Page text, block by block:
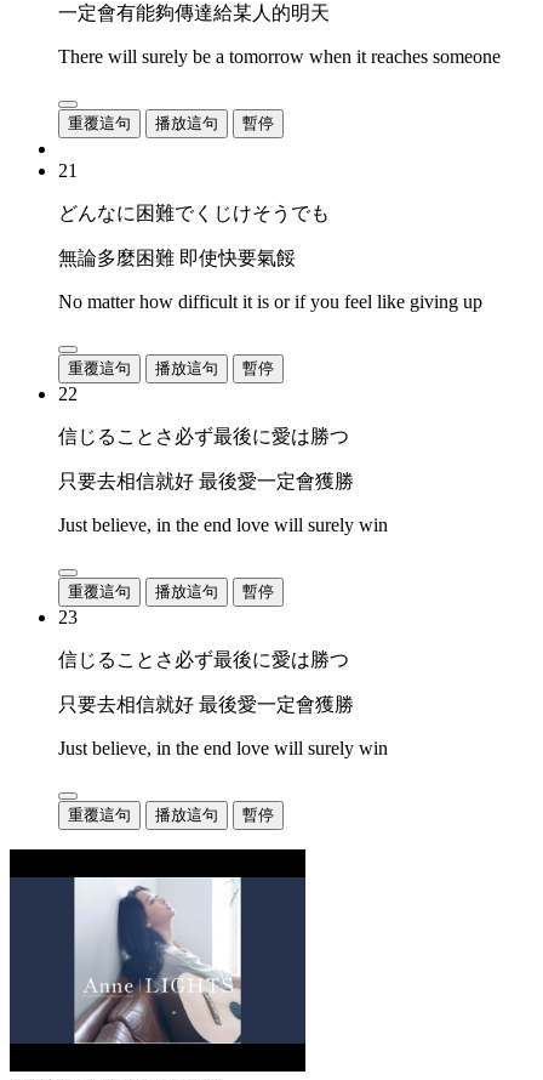
一定會有能夠傳達給某人的明天
There will surely be a tomorrow when it reaches someone
重覆這句 播放這句 暫停
21
どんなに困難でくじけそうでも
無論多麼困難 即使快要氣餒
No matter how difficult it is or if you feel like giving up
重覆這句 播放這句 暫停
22
信じることさ必ず最後に愛は勝つ
只要去相信就好 最後愛一定會獲勝
Just believe, in the end love will surely win
重覆這句 播放這句 暫停
23
信じることさ必ず最後に愛は勝つ
只要去相信就好 最後愛一定會獲勝
Just believe, in the end love will surely win
重覆這句 播放這句 暫停